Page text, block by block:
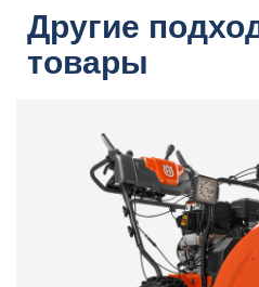
Другие
товары